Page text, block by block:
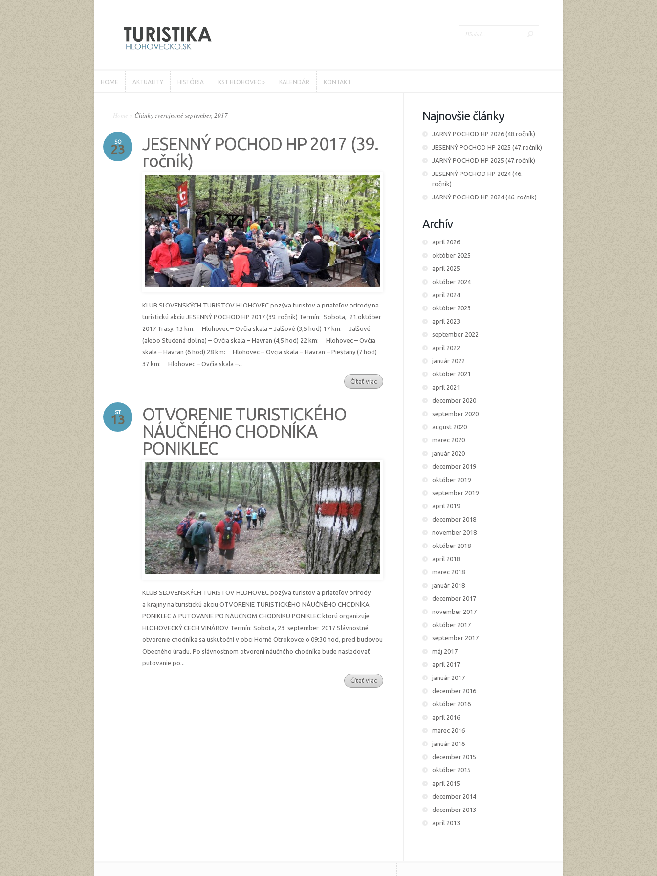
HOME AKTUALITY HISTÓRIA KST HLOHOVEC » KALENDÁR KONTAKT
Home Články zverejnené september, 2017
SO
23
JESENNÝ POCHOD HP 2017 (39.
ročník)
KLUB SLOVENSKÝCH TURISTOV HLOHOVEC pozýva turistov a priateľov prírody na
turistickú akciu JESENNÝ POCHOD HP 2017 (39. ročník) Termín: Sobota, 21.október
2017 Trasy: 13 km: Hlohovec – Ovčia skala – Jalšové (3,5 hod) 17 km: Jalšové
(alebo Studená dolina) – Ovčia skala – Havran (4,5 hod) 22 km: Hlohovec – Ovčia
skala – Havran (6 hod) 28 km: Hlohovec – Ovčia skala – Havran – Piešťany (7 hod)
37 km: Hlohovec – Ovčia skala –...
Čítať viac
ST
13
OTVORENIE TURISTICKÉHO
NÁUČNÉHO CHODNÍKA
PONIKLEC
KLUB SLOVENSKÝCH TURISTOV HLOHOVEC pozýva turistov a priateľov prírody
a krajiny na turistickú akciu OTVORENIE TURISTICKÉHO NÁUČNÉHO CHODNÍKA
PONIKLEC A PUTOVANIE PO NÁUČNOM CHODNÍKU PONIKLEC ktorú organizuje
HLOHOVECKÝ CECH VINÁROV Termín: Sobota, 23. september 2017 Slávnostné
otvorenie chodníka sa uskutoční v obci Horné Otrokovce o 09:30 hod, pred budovou
Obecného úradu. Po slávnostnom otvorení náučného chodníka bude nasledovať
putovanie po...
Čítať viac
Najnovšie články
JARNÝ POCHOD HP 2026 (48.ročník)
JESENNÝ POCHOD HP 2025 (47.ročník)
JARNÝ POCHOD HP 2025 (47.ročník)
JESENNÝ POCHOD HP 2024 (46.
ročník)
JARNÝ POCHOD HP 2024 (46. ročník)
Archív
apríl 2026
október 2025
apríl 2025
október 2024
apríl 2024
október 2023
apríl 2023
september 2022
apríl 2022
január 2022
október 2021
apríl 2021
december 2020
september 2020
august 2020
marec 2020
január 2020
december 2019
október 2019
september 2019
apríl 2019
december 2018
november 2018
október 2018
apríl 2018
marec 2018
január 2018
december 2017
november 2017
október 2017
september 2017
máj 2017
apríl 2017
január 2017
december 2016
október 2016
apríl 2016
marec 2016
január 2016
december 2015
október 2015
apríl 2015
december 2014
december 2013
apríl 2013